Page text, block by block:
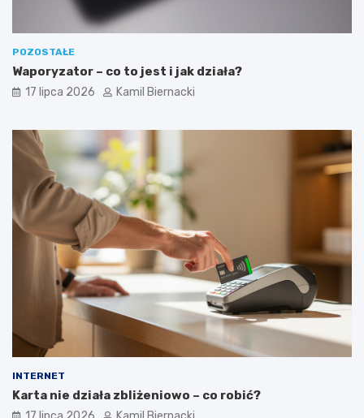
POZOSTAŁE
Waporyzator – co to jest i jak działa?
17 lipca 2026 Kamil Biernacki
INTERNET
Karta nie działa zbliżeniowo – co robić?